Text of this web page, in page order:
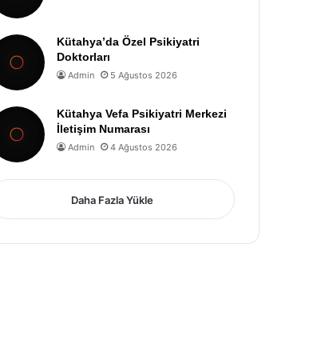
Kütahya’da Özel Psikiyatri
Doktorları
Admin 5 Ağustos 2026
Kütahya Vefa Psikiyatri Merkezi
İletişim Numarası
Admin 4 Ağustos 2026
Daha Fazla Yükle